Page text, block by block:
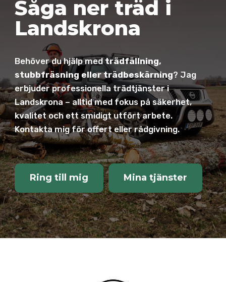
Såga ner träd i
Landskrona
Behöver du hjälp medträdfällning,
stubbfräsning eller trädbeskärning? Jag
erbjuder professionella trädtjänster i
Landskrona – alltid med fokus på säkerhet,
kvalitet och ett smidigt utfört arbete.
Kontakta mig för offert eller rådgivning.
Ring till mig Mina tjänster